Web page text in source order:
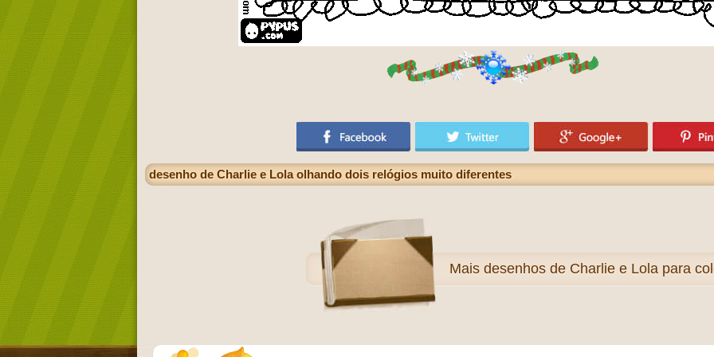
desenho de Charlie e Lola olhando dois relógios muito diferentes
Mais desenhos de Charlie e Lola para